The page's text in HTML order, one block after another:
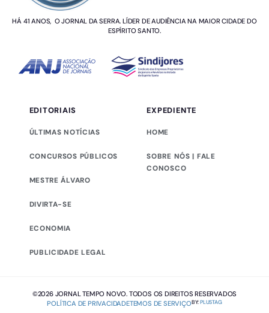
HÁ 41 ANOS, O JORNAL DA SERRA. LÍDER DE AUDIÊNCIA NA MAIOR CIDADE DO
ESPÍRITO SANTO.
EDITORIAIS
ÚLTIMAS NOTÍCIAS
CONCURSOS PÚBLICOS
MESTRE ÁLVARO
DIVIRTA-SE
ECONOMIA
PUBLICIDADE LEGAL
EXPEDIENTE
HOME
SOBRE NÓS | FALE
CONOSCO
©2026 JORNAL TEMPO NOVO. TODOS OS DIREITOS RESERVADOS
POLÍTICA DE PRIVACIDADETEMOS DE SERVIÇOBY:PLUSTAG